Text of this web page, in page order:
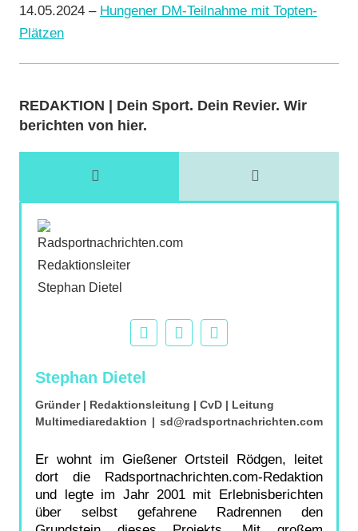
14.05.2024 – Hungener DM-Teilnahme mit Topten-
Plätzen
REDAKTION | Dein Sport. Dein Revier. Wir
berichten von hier.
Stephan Dietel
Gründer | Redaktionsleitung | CvD | Leitung
Multimediaredaktion | sd@radsportnachrichten.com
Er wohnt im Gießener Ortsteil Rödgen, leitet
dort die Radsportnachrichten.com-Redaktion
und legte im Jahr 2001 mit Erlebnisberichten
über selbst gefahrene Radrennen den